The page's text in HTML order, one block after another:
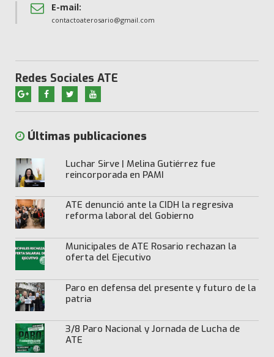
E-mail:
contactoaterosario@gmail.com
Redes Sociales ATE
Últimas publicaciones
Luchar Sirve | Melina Gutiérrez fue
reincorporada en PAMI
ATE denunció ante la CIDH la regresiva
reforma laboral del Gobierno
Municipales de ATE Rosario rechazan la
oferta del Ejecutivo
Paro en defensa del presente y futuro de la
patria
3/8 Paro Nacional y Jornada de Lucha de
ATE